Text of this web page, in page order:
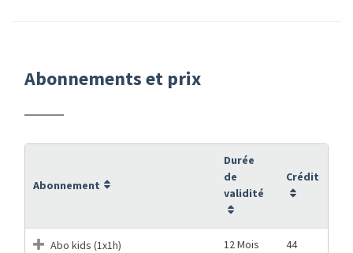
Abonnements et prix
Abonnement
Durée
de
validité
Crédit
Abo kids (1x1h) 12 Mois 44